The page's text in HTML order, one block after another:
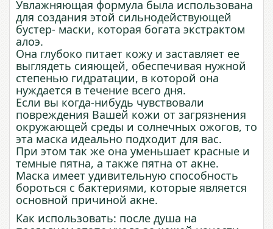
Увлажняющая формула была использована
для создания этой сильнодействующей
бустер- маски, которая богата экстрактом
алоэ.
Она глубоко питает кожу и заставляет ее
выглядеть сияющей, обеспечивая нужной
степенью гидратации, в которой она
нуждается в течение всего дня.
Если вы когда-нибудь чувствовали
повреждения Вашей кожи от загрязнения
окружающей среды и солнечных ожогов, то
эта маска идеально подходит для вас.
При этом так же она уменьшает красные и
темные пятна, а также пятна от акне.
Маска имеет удивительную способность
бороться с бактериями, которые является
основной причиной акне.
Как использовать: после душа на